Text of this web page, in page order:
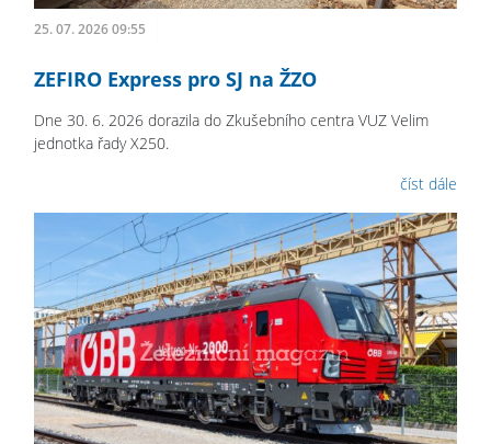
25. 07. 2026 09:55
ZEFIRO Express pro SJ na ŽZO
Dne 30. 6. 2026 dorazila do Zkušebního centra VUZ Velim
jednotka řady X250.
číst dále